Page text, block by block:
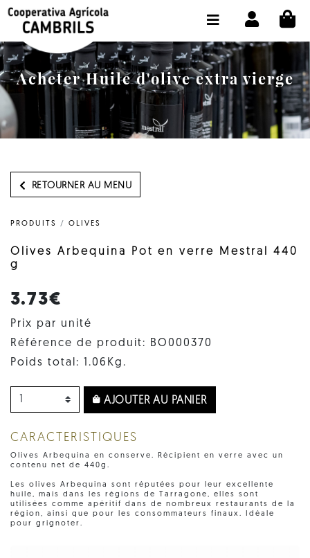
Acheter Huile d'olive extra vierge
RETOURNER AU MENU
PRODUITS / OLIVES
Olives Arbequina Pot en verre Mestral 440
g
3.73€
Prix par unité
Référence de produit: BO000370
Poids total: 1.06Kg.
AJOUTER AU PANIER
CARACTERISTIQUES
Olives Arbequina en conserve. Récipient en verre avec un
contenu net de 440g.
Les olives Arbequina sont réputées pour leur excellente
huile, mais dans les régions de Tarragone, elles sont
utilisées comme apéritif dans de nombreux restaurants de la
région, ainsi que pour les consommateurs finaux. Idéale
pour grignoter.
BOUTIQUE ACHETER EN LIGNE
LA COOPÉRATIVE
OLEOTOUR
PRODUITS
NOTRE HUILE
CHOISIR LA LANGUE: FR